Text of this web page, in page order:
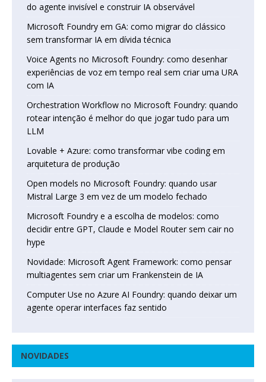
do agente invisível e construir IA observável
Microsoft Foundry em GA: como migrar do clássico
sem transformar IA em dívida técnica
Voice Agents no Microsoft Foundry: como desenhar
experiências de voz em tempo real sem criar uma URA
com IA
Orchestration Workflow no Microsoft Foundry: quando
rotear intenção é melhor do que jogar tudo para um
LLM
Lovable + Azure: como transformar vibe coding em
arquitetura de produção
Open models no Microsoft Foundry: quando usar
Mistral Large 3 em vez de um modelo fechado
Microsoft Foundry e a escolha de modelos: como
decidir entre GPT, Claude e Model Router sem cair no
hype
Novidade: Microsoft Agent Framework: como pensar
multiagentes sem criar um Frankenstein de IA
Computer Use no Azure AI Foundry: quando deixar um
agente operar interfaces faz sentido
NOVIDADES